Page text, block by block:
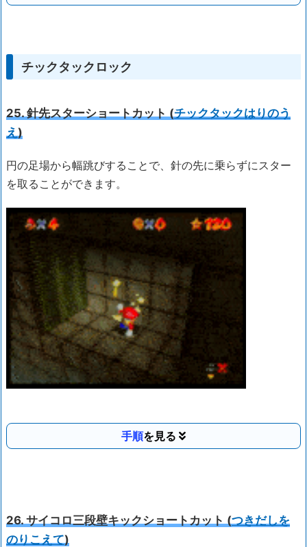
チックタックロック
25. 針先スターショートカット (チックタックはりのう
え)
円の足場から幅跳びすることで、針の先に乗らずにスター
を取ることができます。
手順
26. サイコロ三段壁キックショートカット (つきだしを
のりこえて)